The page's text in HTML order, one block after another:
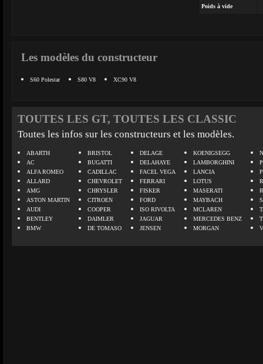
Poids à vide
Les modèles du constructeur
S60 Polestar S80 V8 XC90 V8
TOUTES LES GT, TOUTES LES CLASSIC
Toutes les infos sur les constructeurs et les modèles.
ABARTH
AC
ALFA ROMEO
ALLARD
AMG
ASTON MARTIN
AUDI
BENTLEY
BMW
BRISTOL
BUGATTI
CADILLAC
CHEVROLET
CHRYSLER
CITROEN
COOPER
DAIMLER
DE TOMASO
DELAGE
DELAHAYE
FACEL VEGA
FERRARI
FISKER
FORD
ISO RIVOLTA
JAGUAR
JENSEN
KOENIGSEGG
LAMBORGHINI
LANCIA
LOTUS
MASERATI
MAYBACH
MCLAREN
MERCEDES BENZ
MORGAN